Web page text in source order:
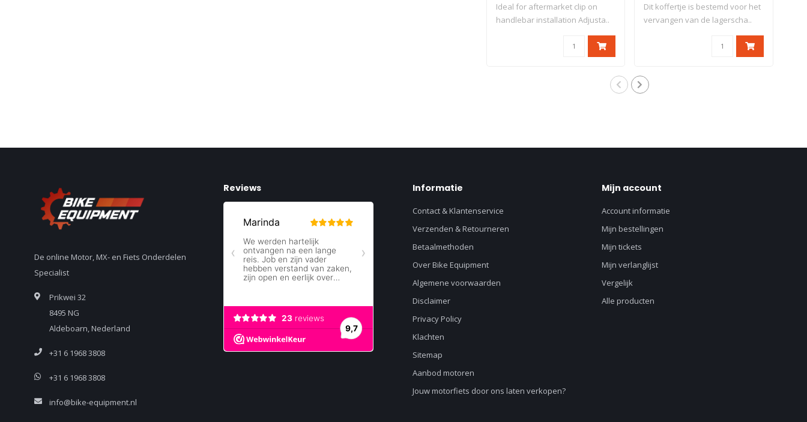
Ideal for aftermarket clip on
handlebar installation Adjusta..
Dit koffertje is bestemd voor het
vervangen van de lagerscha..
De online Motor, MX- en Fiets Onderdelen
Specialist
Prikwei 32
8495 NG
Aldeboarn, Nederland
+31 6 1968 3808
+31 6 1968 3808
info@bike-equipment.nl
Reviews Informatie
Contact & Klantenservice
Verzenden & Retourneren
Betaalmethoden
Over Bike Equipment
Algemene voorwaarden
Disclaimer
Privacy Policy
Klachten
Sitemap
Aanbod motoren
Jouw motorfiets door ons laten verkopen?
Mijn account
Account informatie
Mijn bestellingen
Mijn tickets
Mijn verlanglijst
Vergelijk
Alle producten